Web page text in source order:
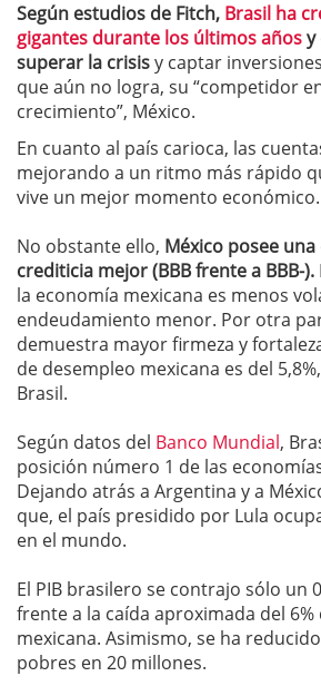
Según estudios de Fitch, Brasil ha
gigantes durante los últimos añosy
superar la crisisy captar
que aún no logra, su “competidor
crecimiento”, México.
En cuanto al país carioca, las
mejorando a un ritmo más rápido
vive un mejor momento económico.
No obstante ello, México posee
crediticia mejor (BBB frente a BBB-).
la economía mexicana es menos
endeudamiento menor. Por otra
demuestra mayor firmeza y
de desempleo mexicana es del
Brasil.
Según datos del Banco Mundial,
posición número 1 de las
Dejando atrás a Argentina y a
que, el país presidido por Lula
en el mundo.
El PIB brasilero se contrajo sólo un
frente a la caída aproximada del 6%
mexicana. Asimismo, se ha
pobres en 20 millones.